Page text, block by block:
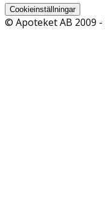
Cookieinställningar
© Apoteket AB 2009 -